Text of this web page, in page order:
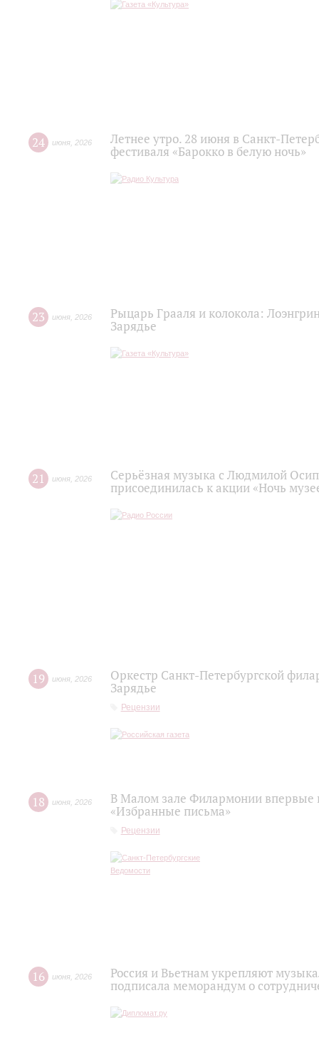
24 июня 2026
Летнее утро. 28 июня в Санкт-
фестиваля «Барокко в белую ночь»
23 июня 2026
Рыцарь Грааля и колокола:
Зарядье
21 июня 2026
Серьёзная музыка с Людмилой
присоединилась к акции «Ночь
19 июня 2026
Оркестр Санкт‑Петербургской
Зарядье
Рецензии
18 июня 2026
В Малом зале Филармонии впервые
«Избранные письма»
Рецензии
16 июня 2026
Россия и Вьетнам укрепляют
подписала меморандум о